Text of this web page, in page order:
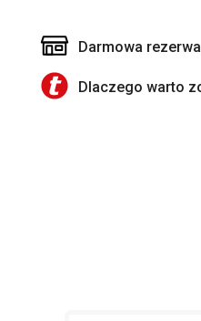
Darmowa
Dlaczego warto